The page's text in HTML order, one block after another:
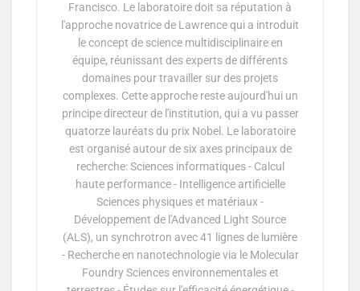
Francisco. Le laboratoire doit sa réputation à
l'approche novatrice de Lawrence qui a introduit
le concept de science multidisciplinaire en
équipe, réunissant des experts de différents
domaines pour travailler sur des projets
complexes. Cette approche reste aujourd'hui un
principe directeur de l'institution, qui a vu passer
quatorze lauréats du prix Nobel. Le laboratoire
est organisé autour de six axes principaux de
recherche: Sciences informatiques - Calcul
haute performance - Intelligence artificielle
Sciences physiques et matériaux -
Développement de l'Advanced Light Source
(ALS), un synchrotron avec 41 lignes de lumière
- Recherche en nanotechnologie via le Molecular
Foundry Sciences environnementales et